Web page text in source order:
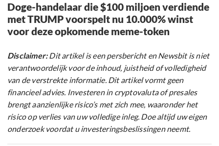
Doge-handelaar die $100 miljoen verdiende
met TRUMP voorspelt nu 10.000% winst
voor deze opkomende meme-token
Disclaimer:Dit artikel is een persbericht en Newsbit is niet
verantwoordelijk voor de inhoud, juistheid of volledigheid
van de verstrekte informatie. Dit artikel vormt geen
financieel advies. Investeren in cryptovaluta of presales
brengt aanzienlijke risico’s met zich mee, waaronder het
risico op verlies van uw volledige inleg. Doe altijd uw eigen
onderzoek voordat u investeringsbeslissingen neemt.